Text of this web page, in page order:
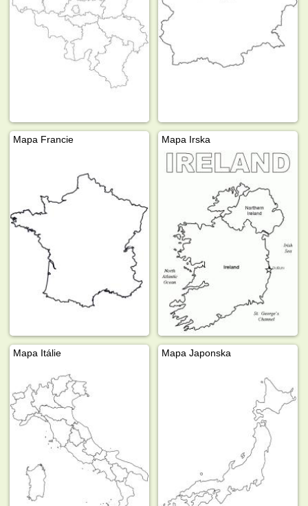
Mapa Francie Mapa Irska
Mapa Itálie Mapa Japonska